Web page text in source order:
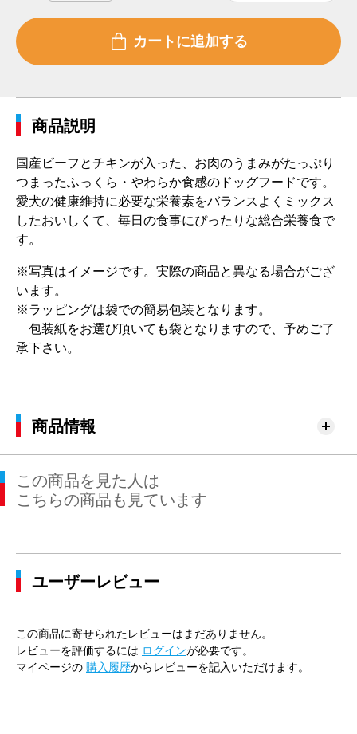
商品説明
国産ビーフとチキンが入った、お肉のうまみがたっぷり
つまったふっくら・やわらか食感のドッグフードです。
愛犬の健康維持に必要な栄養素をバランスよくミックス
したおいしくて、毎日の食事にぴったりな総合栄養食で
す。
※写真はイメージです。実際の商品と異なる場合がござ
います。
※ラッピングは袋での簡易包装となります。
包装紙をお選び頂いても袋となりますので、予めご了
承下さい。
商品情報
この商品を見た人は
こちらの商品も見ています
ユーザーレビュー
この商品に寄せられたレビューはまだありません。
レビューを評価するには ログインが必要です。
マイページの 購入履歴からレビューを記入いただけます。